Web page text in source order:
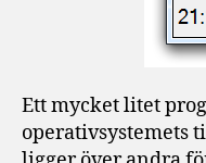
Ett mycket litet
operativsystemets